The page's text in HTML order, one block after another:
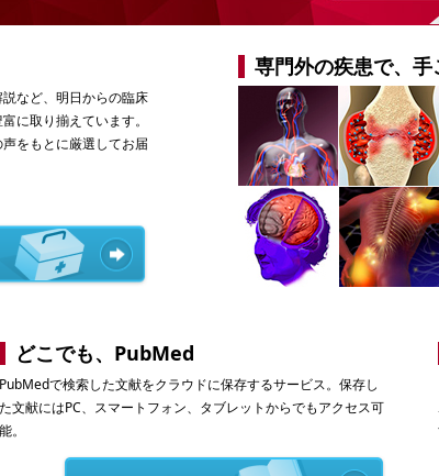
など、明日からの臨床
に取り揃えています。
をもとに厳選してお届
専門外の疾患で、
どこでも、PubMed
PubMedで検索した文献をクラウドに保存するサービス。保存し
た文献にはPC、スマートフォン、タブレットからでもアクセス可
能。